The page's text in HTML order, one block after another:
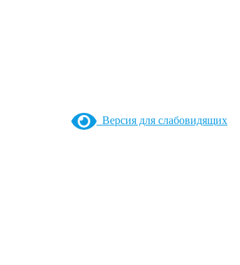
Версия для слабовидящих